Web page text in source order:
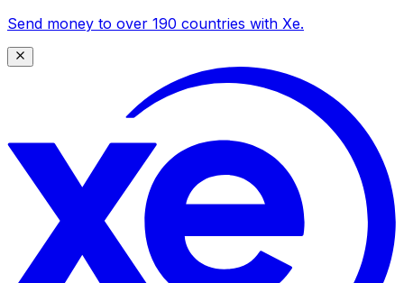
Send money to over 190 countries with Xe.